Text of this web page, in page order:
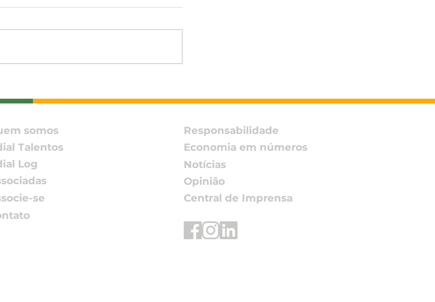
e
Encontro DH&E Brasil
Pacto Global da ONU –
Rede Brasil
somos
Talentos
Log
se
Responsabilidade
Economia em números
Notícias
Opinião
Central de Imprensa